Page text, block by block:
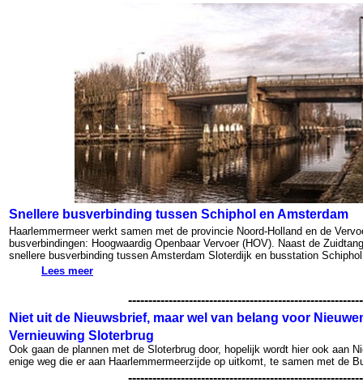
Snellere busverbinding tussen Schiphol en Amsterdam
Haarlemmermeer werkt samen met de provincie Noord-Holland en de
busverbindingen: Hoogwaardig Openbaar Vervoer (HOV). Naast de
snellere busverbinding tussen Amsterdam Sloterdijk en busstation
Lees meer
Niet uit de Nieuwsbrief, maar wel van belang voor
Vernieuwing Sloterbrug
Ook gaan de plannen met de Sloterbrug door, hopelijk wordt hier ook aan
enige weg die er aan Haarlemmermeerzijde op uitkomt, te samen met de